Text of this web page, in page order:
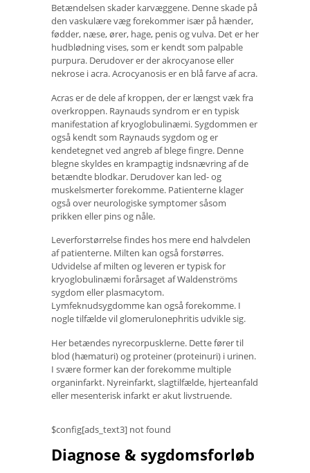
Betændelsen skader karvæggene. Denne skade på
den vaskulære væg forekommer især på hænder,
fødder, næse, ører, hage, penis og vulva. Det er her
hudblødning vises, som er kendt som palpable
purpura. Derudover er der akrocyanose eller
nekrose i acra. Acrocyanosis er en blå farve af acra.
Acras er de dele af kroppen, der er længst væk fra
overkroppen. Raynauds syndrom er en typisk
manifestation af kryoglobulinæmi. Sygdommen er
også kendt som Raynauds sygdom og er
kendetegnet ved angreb af blege fingre. Denne
blegne skyldes en krampagtig indsnævring af de
betændte blodkar. Derudover kan led- og
muskelsmerter forekomme. Patienterne klager
også over neurologiske symptomer såsom
prikken eller pins og nåle.
Leverforstørrelse findes hos mere end halvdelen
af ​​patienterne. Milten kan også forstørres.
Udvidelse af milten og leveren er typisk for
kryoglobulinæmi forårsaget af Waldenströms
sygdom eller plasmacytom.
Lymfeknudsygdomme kan også forekomme. I
nogle tilfælde vil glomerulonephritis udvikle sig.
Her betændes nyrecorpusklerne. Dette fører til
blod (hæmaturi) og proteiner (proteinuri) i urinen.
I svære former kan der forekomme multiple
organinfarkt. Nyreinfarkt, slagtilfælde, hjerteanfald
eller mesenterisk infarkt er akut livstruende.
$config[ads_text3] not found
Diagnose & sygdomsforløb